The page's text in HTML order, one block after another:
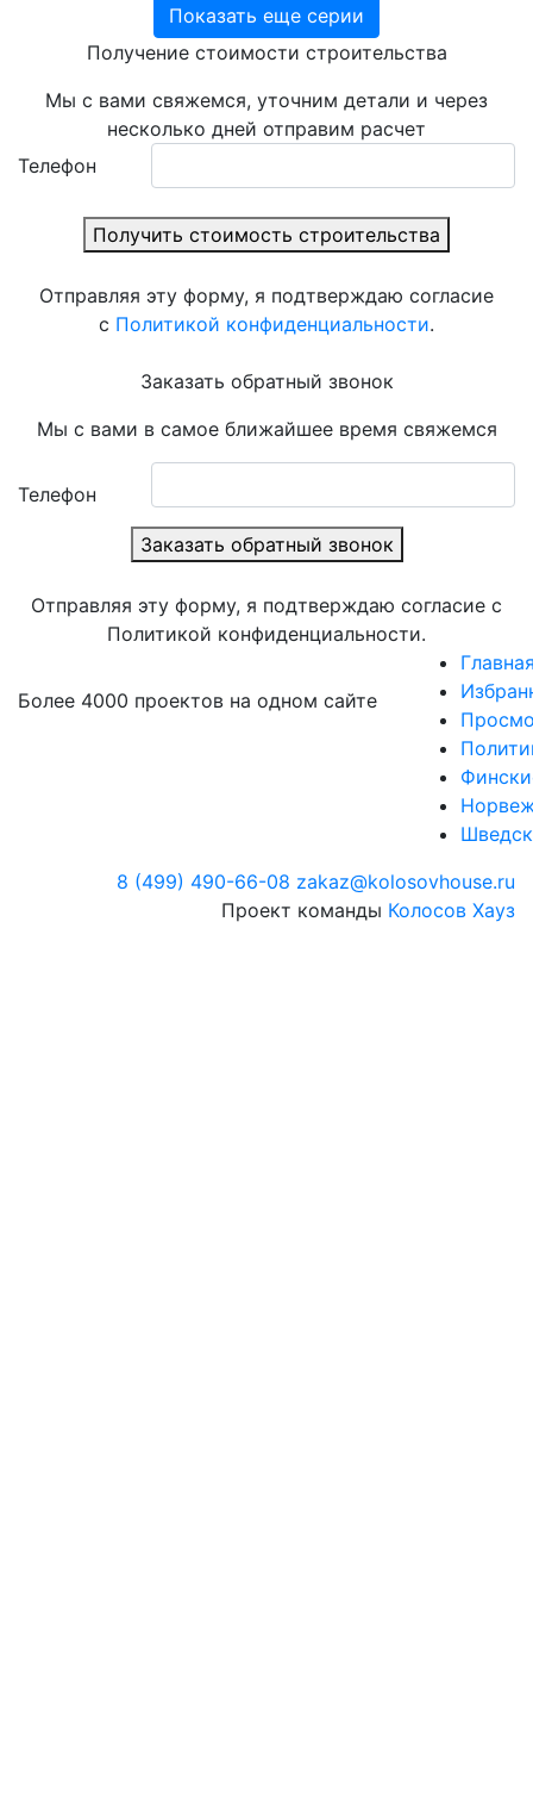
Показать еще серии
Получение стоимости строительства
Мы с вами свяжемся, уточним детали и через
несколько дней отправим расчет
Телефон
Получить стоимость строительства
Отправляя эту форму, я подтверждаю согласие
с Политикой конфиденциальности.
Заказать обратный звонок
Мы с вами в самое ближайшее время свяжемся
Телефон
Заказать обратный звонок
Отправляя эту форму, я подтверждаю согласие с
Политикой конфиденциальности.
Более 4000 проектов на одном сайте
8 (499) 490-66-08 zakaz@kolosovhouse.ru
Проект команды Колосов Хауз